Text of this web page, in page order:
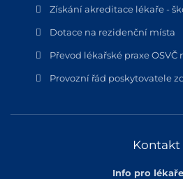
Získání akreditace lékaře -
Dotace na rezidenční místa
Převod lékařské praxe OSVČ
Provozní řád poskytovatele
Kontakt
Info pro lékaře